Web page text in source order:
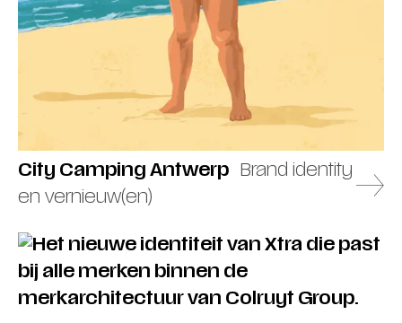
City Camping Antwerp
Brand identity
en vernieuw(en)